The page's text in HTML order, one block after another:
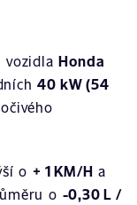
vozidlaHonda
40 kW (54
o + 1 KM/H a
o -0,30 L /